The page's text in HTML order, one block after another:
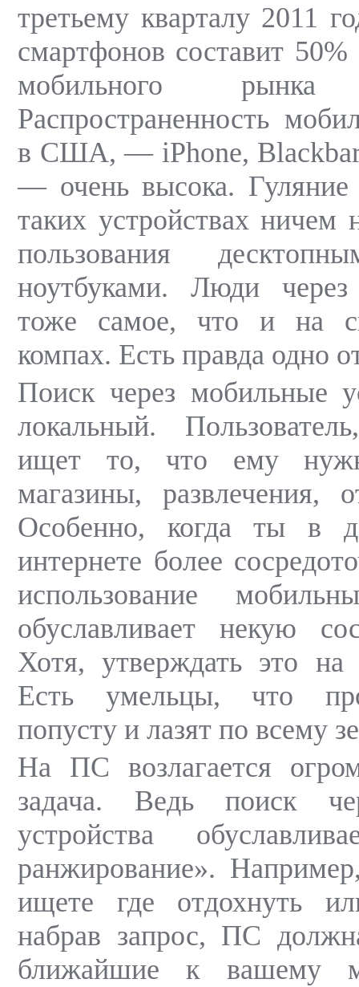
третьему кварталу 2011
смартфонов составит
мобильного
Распространенность
в США, — iPhone,
— очень высока.
таких устройствах ничем
пользования
ноутбуками. Люди
тоже самое, что и на
компах. Есть правда одно
Поиск через мобильные
локальный.
ищет то, что ему
магазины, развлечения,
Особенно, когда ты в
интернете более
использование
обуславливает некую
Хотя, утверждать это
Есть умельцы, что
попусту и лазят по всему
На ПС возлагается
задача. Ведь поиск
устройства
ранжирование».
ищете где отдохнуть
набрав запрос, ПС
ближайшие к вашему